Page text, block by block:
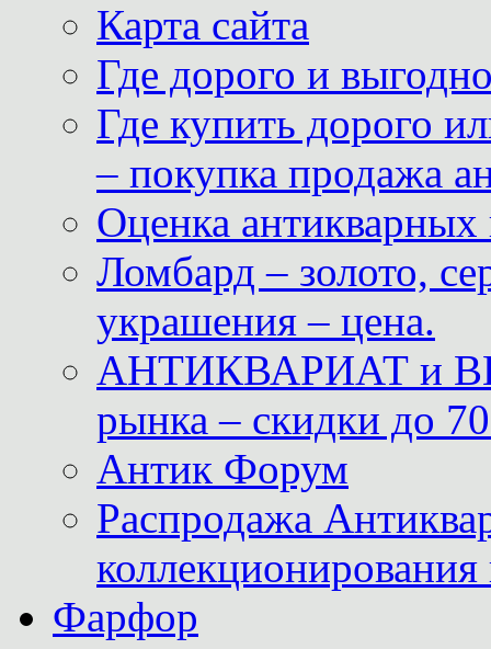
Карта сайта
Где дорого и
Где купить дорого
– покупка продажа
Оценка антикварных
Ломбард – золото,
украшения – цена.
АНТИКВАРИАТ и
рынка – скидки до
Антик Форум
Распродажа
Фарфор